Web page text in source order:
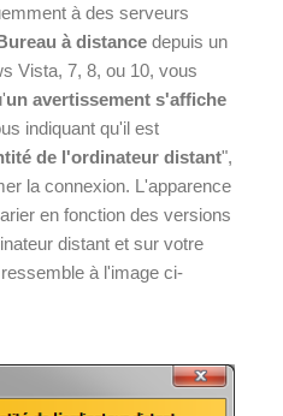
à des serveurs
à distance depuis un
Vista, 7, 8, ou 10, vous
un avertissement s'affiche
indiquant qu'il est
de l'ordinateur distant",
la connexion. L'apparence
en fonction des versions
distant et sur votre
à l'image ci-